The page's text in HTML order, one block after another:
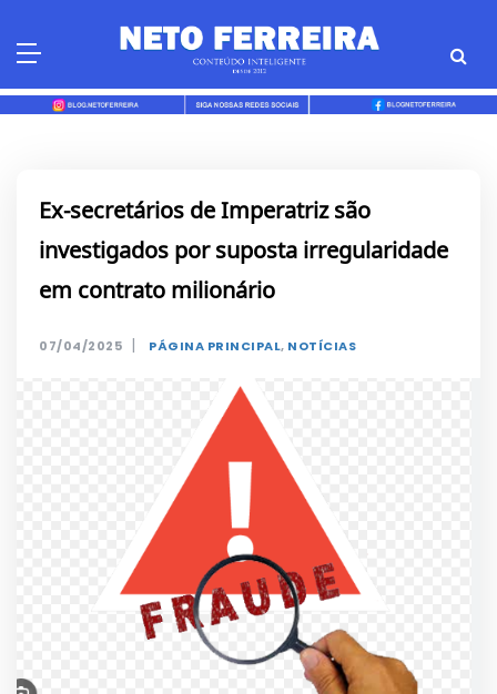
Ex-secretários de Imperatriz são
investigados por suposta irregularidade
em contrato milionário
07/04/2025 | PÁGINA PRINCIPAL, NOTÍCIAS